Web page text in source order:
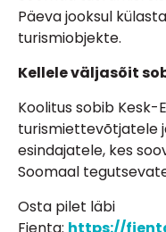
Päeva jooksul
turismiobjekte.
Kellele väljasõit
Koolitus sobib Kesk-
turismiettevõtjatele
esindajatele, kes
Soomaal
Osta pilet läbi